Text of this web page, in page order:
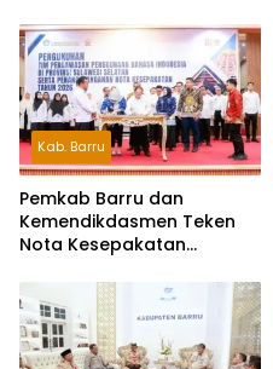
Kab. Barru
Pemkab Barru dan
Kemendikdasmen Teken
Nota Kesepakatan
Indonesia dan Bahasa
Daerah